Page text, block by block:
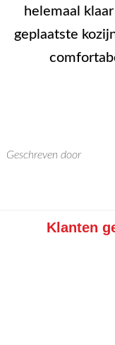
helemaal
geplaatste
Geschreven door
Klanten